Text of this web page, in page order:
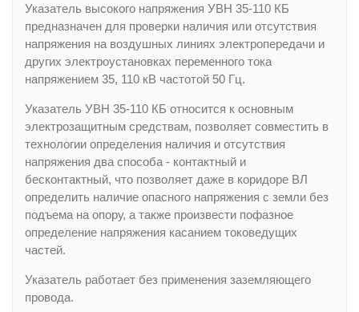
Указатель высокого напряжения УВН 35-110 КБ
предназначен для проверки наличия или отсутствия
напряжения на воздушных линиях электропередачи и
других электроустановках переменного тока
напряжением 35, 110 кВ частотой 50 Гц.
Указатель УВН 35-110 КБ относится к основным
электрозащитным средствам, позволяет совместить в
технологии определения наличия и отсутствия
напряжения два способа - контактный и
бесконтактный, что позволяет даже в коридоре ВЛ
определить наличие опасного напряжения с земли без
подъема на опору, а также произвести пофазное
определение напряжения касанием токоведущих
частей.
Указатель работает без применения заземляющего
провода.